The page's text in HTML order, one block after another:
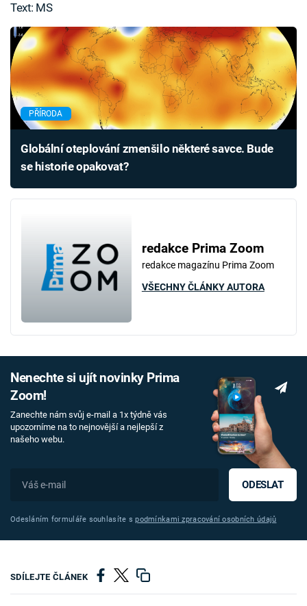
Text: MS
PŘÍRODA
Globální oteplování zmenšilo některé savce. Bude
se historie opakovat?
redakce Prima Zoom
redakce magazínu Prima Zoom
VŠECHNY ČLÁNKY AUTORA
Nenechte si ujít novinky Prima
Zoom!
Zanechte nám svůj e-mail a 1x týdně vás
upozorníme na to nejnovější a nejlepší z
našeho webu.
ODESLAT
Odesláním formuláře souhlasíte spodmínkami zpracování osobních údajů
SDÍLEJTE ČLÁNEK